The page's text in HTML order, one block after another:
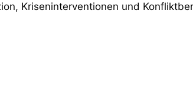
Kriseninterventionen und